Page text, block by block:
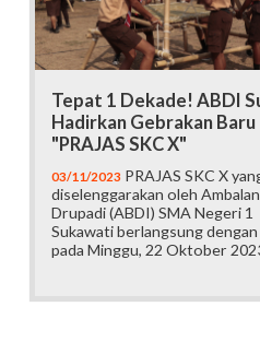
Tepat 1 Dekade! ABDI
Hadirkan Gebrakan Baru
"PRAJAS SKC X"
03/11/2023 PRAJAS SKC X
diselenggarakan oleh
Drupadi (ABDI) SMA Negeri 1
Sukawati berlangsung dengan
pada Minggu, 22 Oktober